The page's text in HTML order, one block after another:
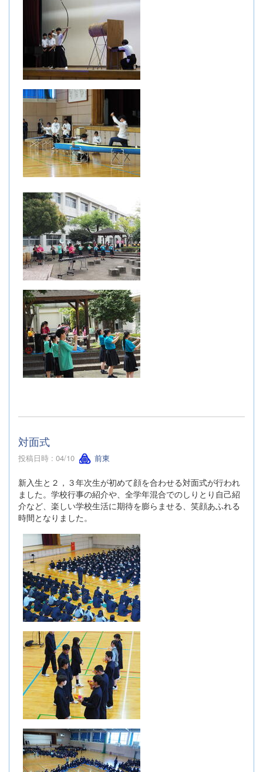
対面式
投稿日時 : 04/10 前東
新入生と２，３年次生が初めて顔を合わせる対面式が行われ
ました。学校行事の紹介や、全学年混合でのしりとり自己紹
介など、楽しい学校生活に期待を膨らませる、笑顔あふれる
時間となりました。